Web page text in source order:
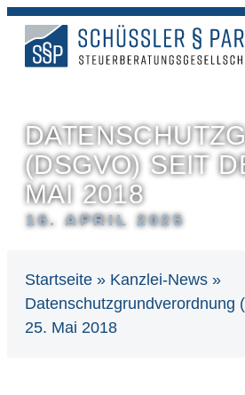
(DSGVO) SEIT
MAI 2018
16. APRIL 2025
Startseite » Kanzlei-News »
Datenschutzgrundverordnung
25. Mai 2018